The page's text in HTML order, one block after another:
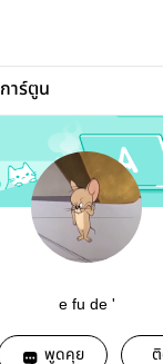
การ์ตูน
e fu de '
พูดคุย